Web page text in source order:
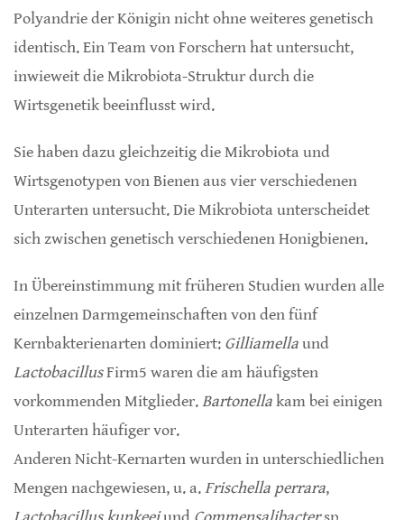
Polyandrie der Königin nicht ohne weiteres genetisch
identisch. Ein Team von Forschern hat untersucht,
inwieweit die Mikrobiota-Struktur durch die
Wirtsgenetik beeinflusst wird.
Sie haben dazu gleichzeitig die Mikrobiota und
Wirtsgenotypen von Bienen aus vier verschiedenen
Unterarten untersucht. Die Mikrobiota unterscheidet
sich zwischen genetisch verschiedenen Honigbienen.
In Übereinstimmung mit früheren Studien wurden alle
einzelnen Darmgemeinschaften von den fünf
Kernbakterienarten dominiert: Gilliamellaund
LactobacillusFirm5 waren die am häufigsten
vorkommenden Mitglieder.Bartonellakam bei einigen
Unterarten häufiger vor.
Anderen Nicht-Kernarten wurden in unterschiedlichen
Mengen nachgewiesen, u. a.Frischella perrara,